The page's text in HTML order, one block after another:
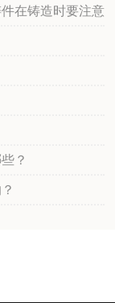
在铸造时要注意
？